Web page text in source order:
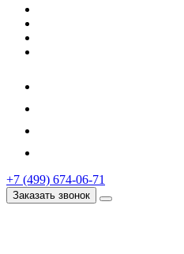
+7 (499) 674-06-71
Заказать звонок